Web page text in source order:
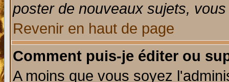
poster de nouveaux sujets,
Revenir en haut de page
Comment puis-je éditer ou
A moins que vous soyez